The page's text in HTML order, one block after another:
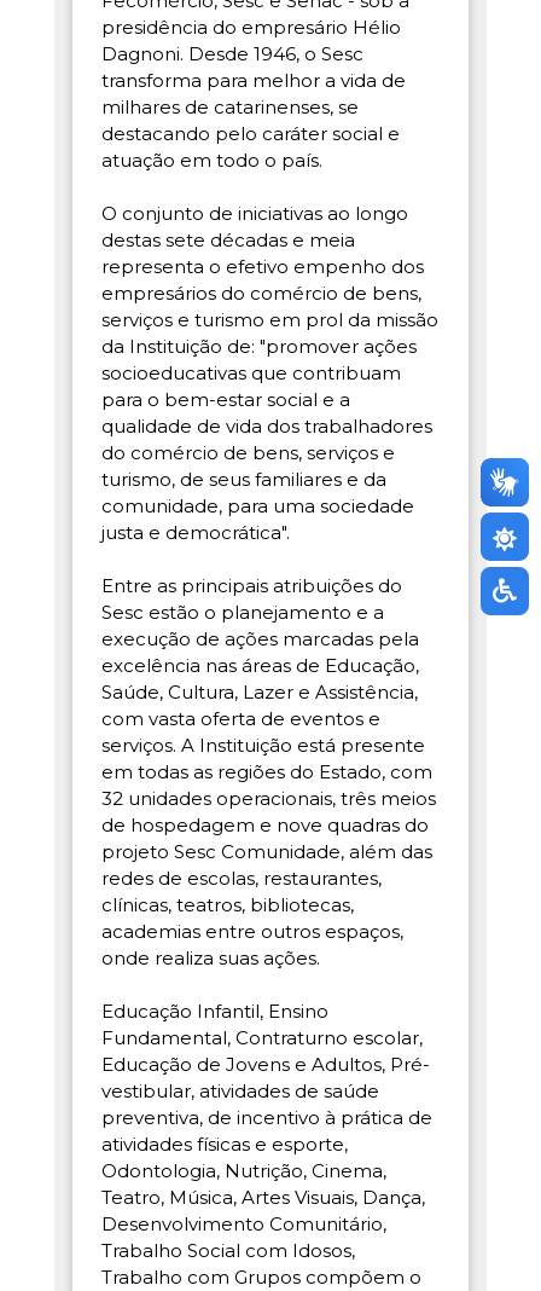
presidência do empresário Hélio
Dagnoni. Desde 1946, o Sesc
transforma para melhor a vida de
milhares de catarinenses, se
destacando pelo caráter social e
atuação em todo o país.
O conjunto de iniciativas ao longo
destas sete décadas e meia
representa o efetivo empenho dos
empresários do comércio de bens,
serviços e turismo em prol da missão
da Instituição de: "promover ações
socioeducativas que contribuam
para o bem-estar social e a
qualidade de vida dos trabalhadores
do comércio de bens, serviços e
turismo, de seus familiares e da
comunidade, para uma sociedade
justa e democrática".
Entre as principais atribuições do
Sesc estão o planejamento e a
execução de ações marcadas pela
excelência nas áreas de Educação,
Saúde, Cultura, Lazer e Assistência,
com vasta oferta de eventos e
serviços. A Instituição está presente
em todas as regiões do Estado, com
32 unidades operacionais, três meios
de hospedagem e nove quadras do
projeto Sesc Comunidade, além das
redes de escolas, restaurantes,
clínicas, teatros, bibliotecas,
academias entre outros espaços,
onde realiza suas ações.
Educação Infantil, Ensino
Fundamental, Contraturno escolar,
Educação de Jovens e Adultos, Pré-
vestibular, atividades de saúde
preventiva, de incentivo à prática de
atividades físicas e esporte,
Odontologia, Nutrição, Cinema,
Teatro, Música, Artes Visuais, Dança,
Desenvolvimento Comunitário,
Trabalho Social com Idosos,
Trabalho com Grupos compõem o